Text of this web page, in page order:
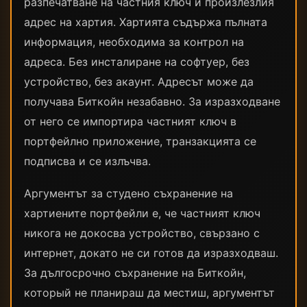
адрес на хартия. Хартията съдържа пълната
информация, необходима за контрол на
адреса. Без инсталиране на софтуер, без
устройство, без акаунт. Адресът може да
получава Биткойн незабавно. За изразходване
от него се импортира частният ключ в
портфейлно приложение, транзакцията се
подписва и се излъчва.
Аргументът за студено съхранение на
хартиените портфейли е, че частният ключ
никога не докосва устройство, свързано с
интернет, докато не си готов да изразходваш.
За дългосрочно съхранение на Биткойн,
который не планираш да местиш, аргументът